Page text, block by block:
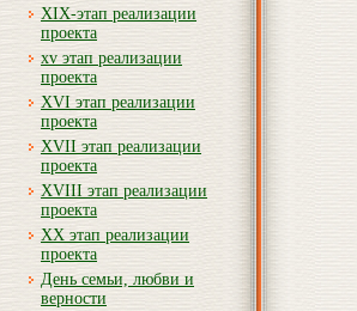
XIX-этап реализации
проекта
xv этап реализации
проекта
XVI этап реализации
проекта
XVII этап реализации
проекта
XVIII этап реализации
проекта
XX этап реализации
проекта
День семьи, любви и
верности